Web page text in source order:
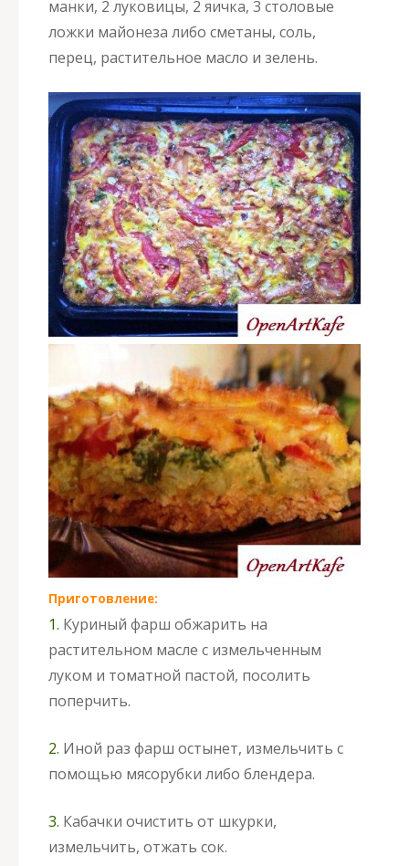
манки, 2 луковицы, 2 яичка, 3 столовые
ложки майонеза либо сметаны, соль,
перец, растительное масло и зелень.
Приготовление:
1. Куриный фарш обжарить на
растительном масле с измельченным
луком и томатной пастой, посолить
поперчить.
2. Иной раз фарш остынет, измельчить с
помощью мясорубки либо блендера.
3. Кабачки очистить от шкурки,
измельчить, отжать сок.